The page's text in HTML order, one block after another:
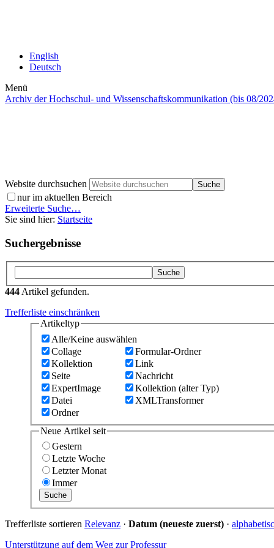
English
Deutsch
Menü
Archiv der Hochschul- und Wissenschaftskommunikation (bis 08/
Website durchsuchen
nur im aktuellen Bereich
Erweiterte Suche…
Sie sind hier: Startseite
Suchergebnisse
444 Artikel gefunden.
Trefferliste einschränken
Artikeltyp
Alle/Keine auswählen
Collage
Kollektion
Seite
ExpertImage
Datei
Ordner
Formular-Ordner
Link
Nachricht
Kollektion (alter Typ)
XMLTransformer
Neue Artikel seit
Gestern
Letzte Woche
Letzter Monat
Immer
Trefferliste sortieren Relevanz · Datum (neueste zuerst) ·
Unterstützung auf dem Weg zur Professur